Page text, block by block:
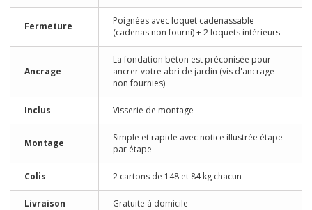
Fermeture
Poignées avec loquet cadenassable
(cadenas non fourni) + 2 loquets intérieurs
Ancrage
La fondation béton est préconisée pour
ancrer votre abri de jardin (vis d'ancrage
non fournies)
Inclus Visserie de montage
Montage
Simple et rapide avec notice illustrée étape
par étape
Colis 2 cartons de 148 et 84 kg chacun
Livraison Gratuite à domicile